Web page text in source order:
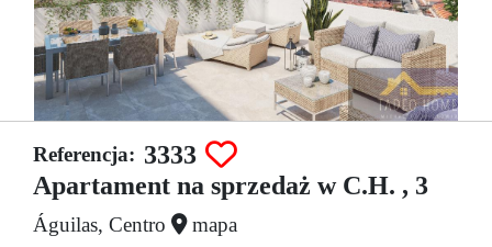
Referencja: 3333
Apartament na sprzedaż w C.H. , 3
Águilas, Centro mapa